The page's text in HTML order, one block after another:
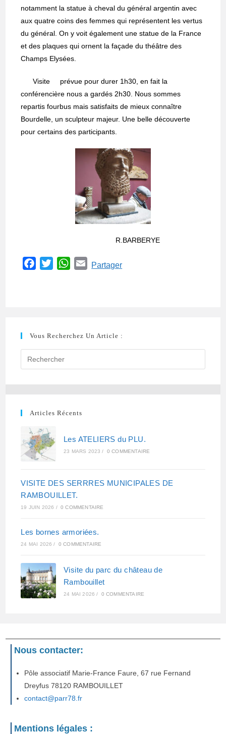
notamment la statue à cheval du général argentin avec
aux quatre coins des femmes qui représentent les vertus
du général. On y voit également une statue de la France
et des plaques qui ornent la façade du théâtre des
Champs Elysées.
Visite prévue pour durer 1h30, en fait la
conférencière nous a gardés 2h30. Nous sommes
repartis fourbus mais satisfaits de mieux connaître
Bourdelle, un sculpteur majeur. Une belle découverte
pour certains des participants.
R.BARBERYE
W
EPartager
Vous Recherchez Un Article :
Articles Récents
Les ATELIERS du PLU.
23 MARS 2023 / 0 COMMENTAIRE
VISITE DES SERRRES MUNICIPALES DE
RAMBOUILLET.
19 JUIN 2026 / 0 COMMENTAIRE
Les bornes armoriées.
24 MAI 2026 / 0 COMMENTAIRE
Visite du parc du château de
Rambouillet
24 MAI 2026 / 0 COMMENTAIRE
Nous contacter:
Pôle associatif Marie-France Faure, 67 rue Fernand
Dreyfus 78120 RAMBOUILLET
contact@parr78.fr
Mentions légales :